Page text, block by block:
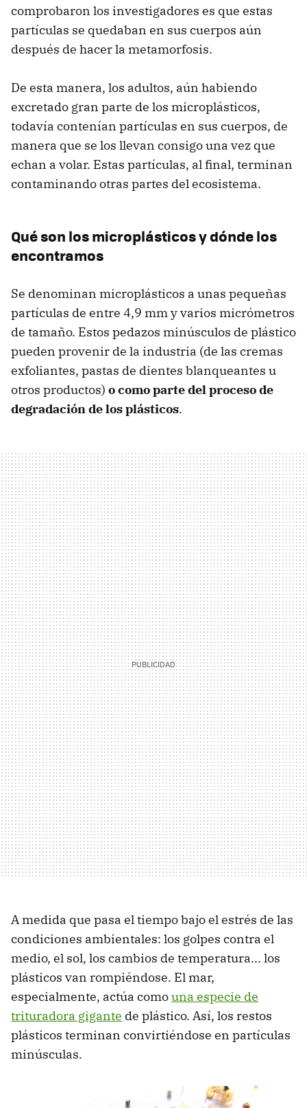
comprobaron los investigadores es que estas
partículas se quedaban en sus cuerpos aún
después de hacer la metamorfosis.
De esta manera, los adultos, aún habiendo
excretado gran parte de los microplásticos,
todavía contenían partículas en sus cuerpos, de
manera que se los llevan consigo una vez que
echan a volar. Estas partículas, al final, terminan
contaminando otras partes del ecosistema.
Qué son los microplásticos y dónde los
encontramos
Se denominan microplásticos a unas pequeñas
partículas de entre 4,9 mm y varios micrómetros
de tamaño. Estos pedazos minúsculos de plástico
pueden provenir de la industria (de las cremas
exfoliantes, pastas de dientes blanqueantes u
otros productos) o como parte del proceso de
degradación de los plásticos.
A medida que pasa el tiempo bajo el estrés de las
condiciones ambientales: los golpes contra el
medio, el sol, los cambios de temperatura... los
plásticos van rompiéndose. El mar,
especialmente, actúa comouna especie de
trituradora gigante de plástico. Así, los restos
plásticos terminan convirtiéndose en partículas
minúsculas.